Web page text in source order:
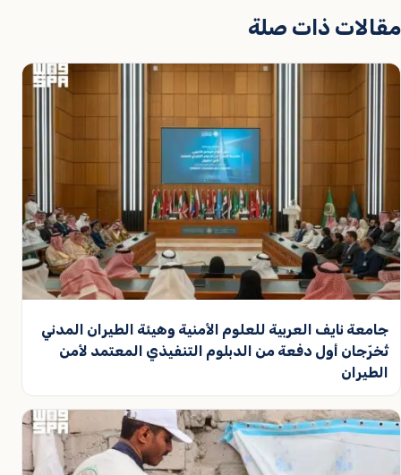
مقالات ذات صلة
جامعة نايف العربية للعلوم الأمنية وهيئة الطيران المدني
تُخرّجان أول دفعة من الدبلوم التنفيذي المعتمد لأمن
الطيران